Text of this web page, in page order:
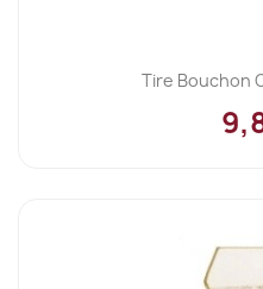
Tire Bouchon